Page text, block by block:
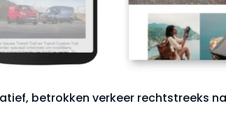
betrokken verkeer rechtstreeks